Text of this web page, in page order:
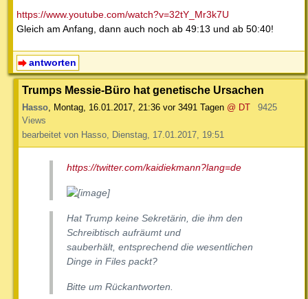
https://www.youtube.com/watch?v=32tY_Mr3k7U
Gleich am Anfang, dann auch noch ab 49:13 und ab 50:40!
antworten
Trumps Messie-Büro hat genetische Ursachen
Hasso, Montag, 16.01.2017, 21:36 vor 3491 Tagen @ DT
9425
Views
bearbeitet von Hasso, Dienstag, 17.01.2017, 19:51
https://twitter.com/kaidiekmann?lang=de
Hat Trump keine Sekretärin, die ihm den
Schreibtisch aufräumt und
sauberhält, entsprechend die wesentlichen
Dinge in Files packt?
Bitte um Rückantworten.